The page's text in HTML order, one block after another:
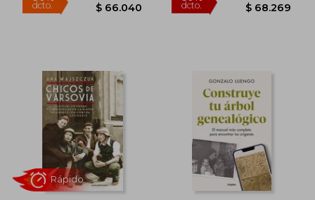
30%
dcto.
$ 94.343
$ 66.040
50%
dcto.